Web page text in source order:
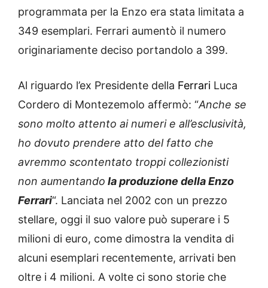
programmata per la Enzo era stata limitata a
349 esemplari. Ferrari aumentò il numero
originariamente deciso portandolo a 399.
Al riguardo l’ex Presidente della Ferrari Luca
Cordero di Montezemolo affermò: “Anche se
sono molto attento ai numeri e all’esclusività,
ho dovuto prendere atto del fatto che
avremmo scontentato troppi collezionisti
non aumentando la produzione della Enzo
Ferrari“. Lanciata nel 2002 con un prezzo
stellare, oggi il suo valore può superare i 5
milioni di euro, come dimostra la vendita di
alcuni esemplari recentemente, arrivati ben
oltre i 4 milioni. A volte ci sono storie che